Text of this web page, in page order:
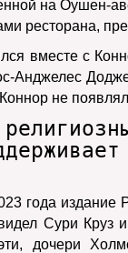
на Оушен-
ресторана,
вместе с
Анджелес
не
года издание
Сури Круз
дочери